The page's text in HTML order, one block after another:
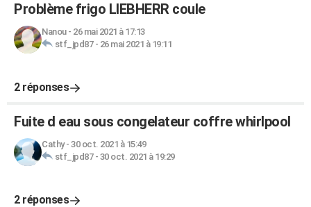
Problème frigo LIEBHERR coule
Nanou- 26 mai 2021 à 17:13
stf_jpd87- 26 mai 2021 à 19:11
2 réponses
Fuite d eau sous congelateur coffre whirlpool
Cathy- 30 oct. 2021 à 15:49
stf_jpd87- 30 oct. 2021 à 19:29
2 réponses